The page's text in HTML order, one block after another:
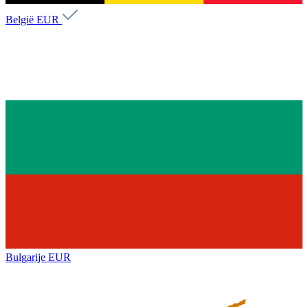
België EUR
Bulgarije EUR